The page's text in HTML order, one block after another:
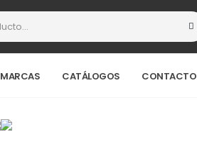
MARCAS CATÁLOGOS CONTACTO